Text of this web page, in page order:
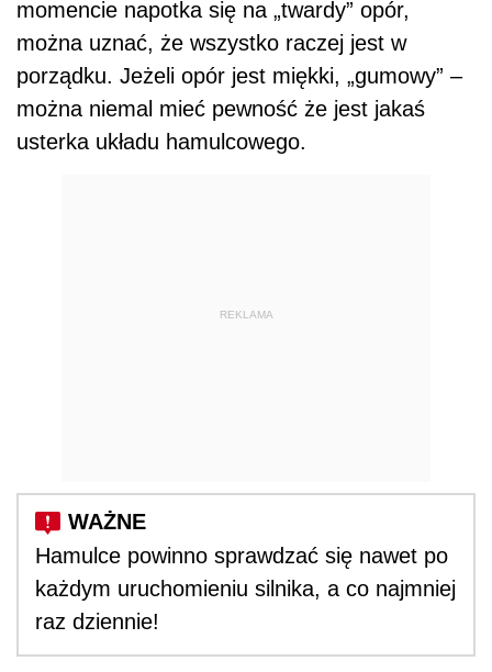
momencie napotka się na „twardy” opór,
można uznać, że wszystko raczej jest w
porządku. Jeżeli opór jest miękki, „gumowy” –
można niemal mieć pewność że jest jakaś
usterka układu hamulcowego.
REKLAMA
Hamulce powinno sprawdzać się nawet po
każdym uruchomieniu silnika, a co najmniej
raz dziennie!